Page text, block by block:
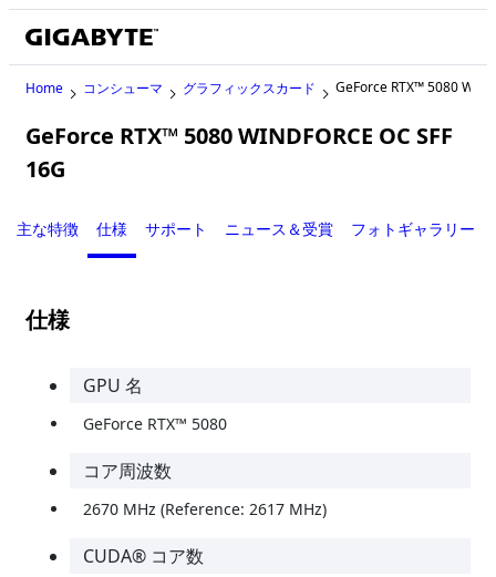
Home コンシューマ グラフィックスカード GeForce RTX™ 5080
GeForce RTX™ 5080 WINDFORCE OC SFF
16G
主な特徴 仕様 サポート ニュース＆受賞 フォトギャラリー
仕様
GPU 名
GeForce RTX™ 5080
コア周波数
2670 MHz (Reference: 2617 MHz)
CUDA® コア数